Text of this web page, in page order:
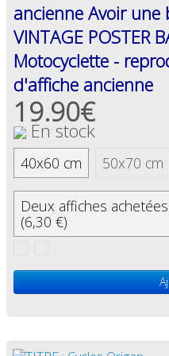
ancienne Avoir une
VINTAGE POSTER
Motocyclette -
d'affiche ancienne
19.90€
En stock
40x60 cm 50x70 cm
Deux affiches achetées
(6,30 €)